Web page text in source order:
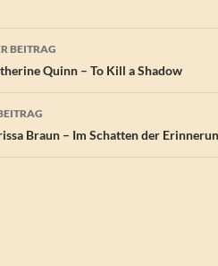
BEITRAG
Quinn – To Kill a Shadow
Braun – Im Schatten der